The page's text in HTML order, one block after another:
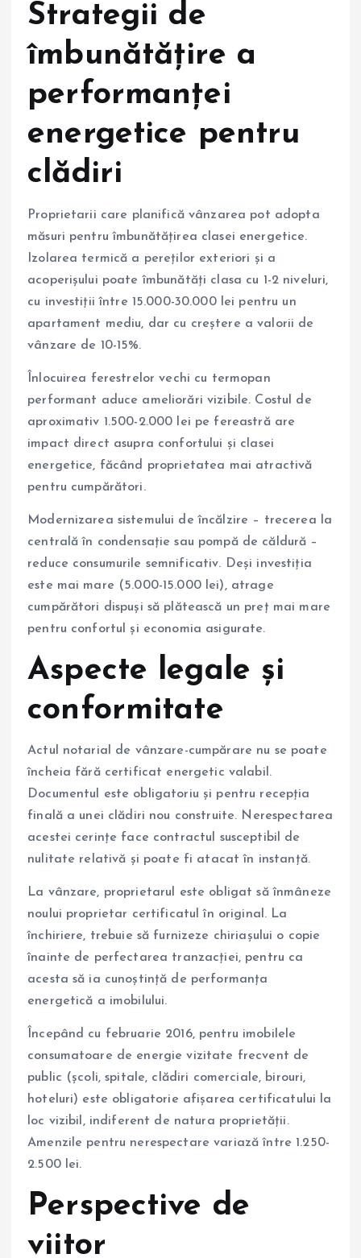
Strategii de
îmbunătățire a
performanței
energetice pentru
clădiri
Proprietarii care planifică vânzarea pot adopta
măsuri pentru îmbunătățirea clasei energetice.
Izolarea termică a pereților exteriori și a
acoperișului poate îmbunătăți clasa cu 1-2 niveluri,
cu investiții între 15.000-30.000 lei pentru un
apartament mediu, dar cu creștere a valorii de
vânzare de 10-15%.
Înlocuirea ferestrelor vechi cu termopan
performant aduce ameliorări vizibile. Costul de
aproximativ 1.500-2.000 lei pe fereastră are
impact direct asupra confortului și clasei
energetice, făcând proprietatea mai atractivă
pentru cumpărători.
Modernizarea sistemului de încălzire – trecerea la
centrală în condensație sau pompă de căldură –
reduce consumurile semnificativ. Deși investiția
este mai mare (5.000-15.000 lei), atrage
cumpărători dispuși să plătească un preț mai mare
pentru confortul și economia asigurate.
Aspecte legale și
conformitate
Actul notarial de vânzare-cumpărare nu se poate
încheia fără certificat energetic valabil.
Documentul este obligatoriu și pentru recepția
finală a unei clădiri nou construite. Nerespectarea
acestei cerințe face contractul susceptibil de
nulitate relativă și poate fi atacat în instanță.
La vânzare, proprietarul este obligat să înmâneze
noului proprietar certificatul în original. La
închiriere, trebuie să furnizeze chiriașului o copie
înainte de perfectarea tranzacției, pentru ca
acesta să ia cunoștință de performanța
energetică a imobilului.
Începând cu februarie 2016, pentru imobilele
consumatoare de energie vizitate frecvent de
public (școli, spitale, clădiri comerciale, birouri,
hoteluri) este obligatorie afișarea certificatului la
loc vizibil, indiferent de natura proprietății.
Amenzile pentru nerespectare variază între 1.250-
2.500 lei.
Perspective de
viitor